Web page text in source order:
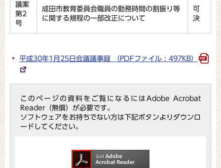
議案
第2
号
成田市教育委員会職員の勤務時間の割振り等
に関する規程の一部改正について
可
決
平成30年1月25日会議議事録 （PDFファイル : 497KB）
このページの資料をご覧になるにはAdobe Acrobat
Reader（無償）が必要です。
ソフトウェアをお持ちでない方は下記ボタンよりダウンロ
ードしてください。